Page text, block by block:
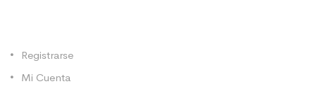
Registrarse
Mi Cuenta